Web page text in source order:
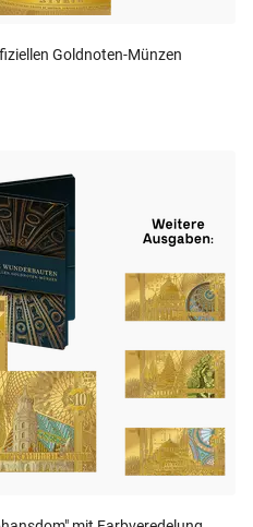
Goldnoten-Münzen